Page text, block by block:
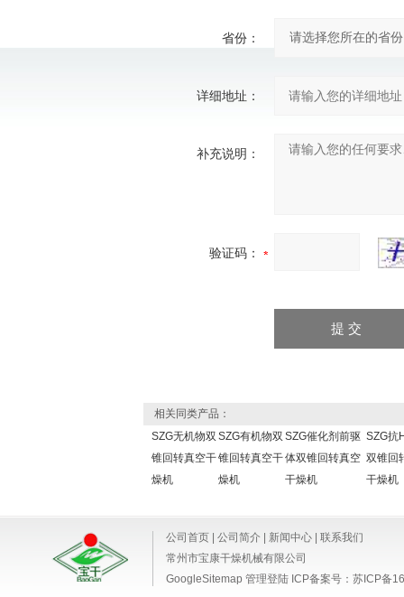
省份：
详细地址：
补充说明：
验证码：
相关同类产品：
SZG无机物双
锥回转真空干
燥机
SZG有机物双
锥回转真空干
燥机
SZG催化剂前驱
体双锥回转真空
干燥机
SZG抗
双锥回
干燥机
公司首页 公司简介 新闻中心
联系我们
常州市宝康干燥机械有限公司
GoogleSitemap 管理登陆 ICP备案号： 苏ICP备